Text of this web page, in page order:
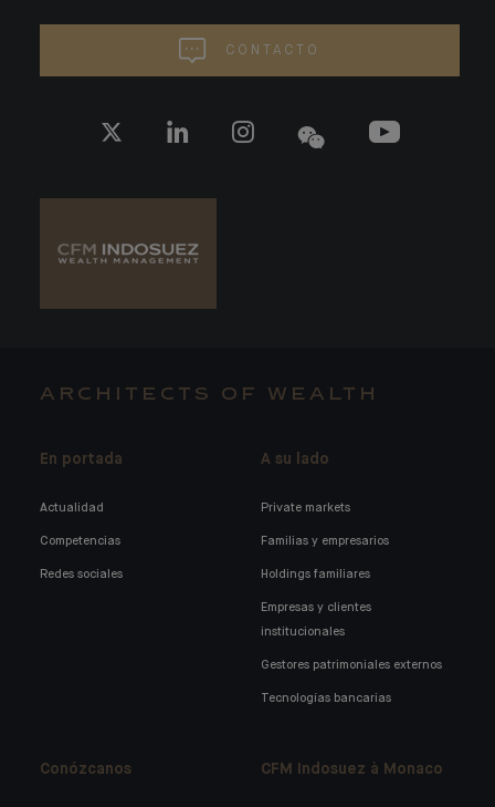
CONTACTO
ARCHITECTS OF WEALTH
En portada
Actualidad
Competencias
Redes sociales
A su lado
Private markets
Familias y empresarios
Holdings familiares
Empresas y clientes
institucionales
Gestores patrimoniales externos
Tecnologías bancarias
Conózcanos CFM Indosuez à Monaco